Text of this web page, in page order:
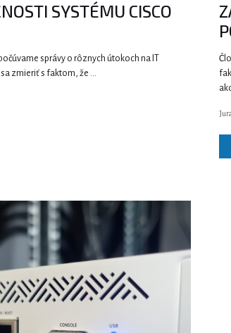
SYSTÉMU CISCO
správy o rôznych útokoch na IT
zmieriť s faktom, že …